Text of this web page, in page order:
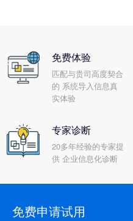
免费体验
匹配与贵司高度契合
的 系统导入信息真
实体验
专家诊断
20多年经验的专家提
供 企业信息化诊断
免费申请试用